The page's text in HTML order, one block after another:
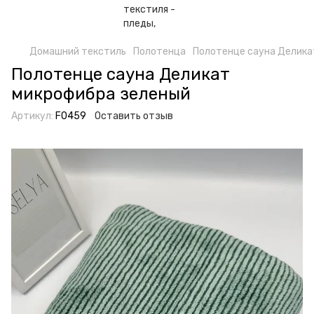
Домашний текстиль Полотенца Полотенце сауна
Полотенце сауна Деликат
микрофибра зеленый
Артикул: F0459 Оставить отзыв